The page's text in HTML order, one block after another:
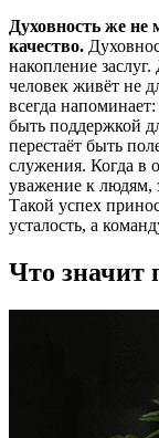
Духовность же не
качество.
накопление
человек живёт не
всегда
быть поддержкой
перестаёт быть
служения. Когда в
уважение к людям,
Такой успех
усталость, а
Что значит